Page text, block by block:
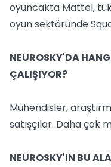
oyuncakta Mattel,
oyun sektöründe
NEUROSKY'DA
ÇALIŞIYOR?
Mühendisler,
satışçılar. Daha çok
NEUROSKY'IN BU